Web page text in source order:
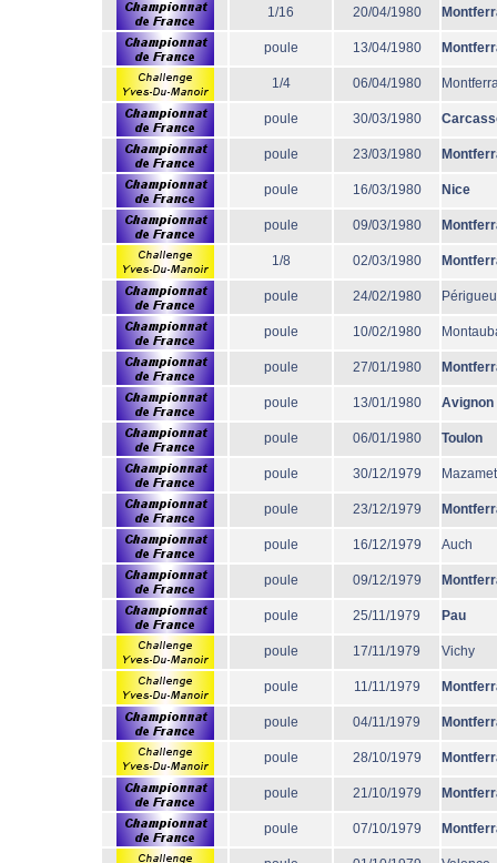
1/16 20/04/1980
poule 13/04/1980
1/4 06/04/1980
poule 30/03/1980
poule 23/03/1980
poule 16/03/1980 Nice
poule 09/03/1980
1/8 02/03/1980
poule 24/02/1980
poule 10/02/1980
poule 27/01/1980
poule 13/01/1980 Avignon
poule 06/01/1980 Toulon
poule 30/12/1979 Mazamet
poule 23/12/1979
poule 16/12/1979 Auch
poule 09/12/1979
poule 25/11/1979 Pau
poule 17/11/1979 Vichy
poule 11/11/1979
poule 04/11/1979
poule 28/10/1979
poule 21/10/1979
poule 07/10/1979